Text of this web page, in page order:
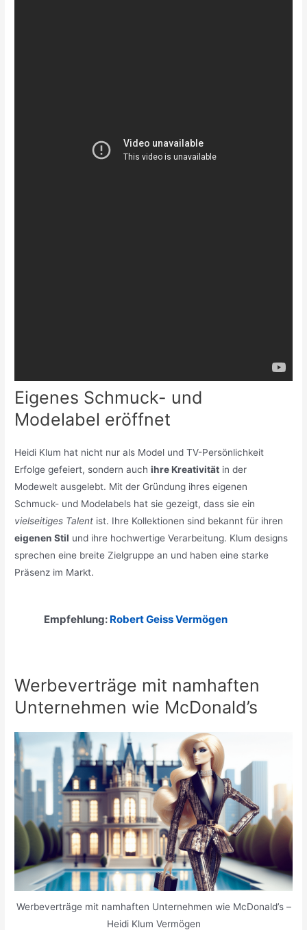
Eigenes Schmuck- und
Modelabel eröffnet
Heidi Klum hat nicht nur als Model und TV-Persönlichkeit
Erfolge gefeiert, sondern auchihre Kreativität in der
Modewelt ausgelebt. Mit der Gründung ihres eigenen
Schmuck- und Modelabels hat sie gezeigt, dass sie ein
vielseitiges Talent ist. Ihre Kollektionen sind bekannt für ihren
eigenen Stil und ihre hochwertige Verarbeitung. Klum designs
sprechen eine breite Zielgruppe an und haben eine starke
Präsenz im Markt.
Empfehlung: Robert Geiss Vermögen
Werbeverträge mit namhaften
Unternehmen wie McDonald’s
Werbeverträge mit namhaften Unternehmen wie McDonald’s –
Heidi Klum Vermögen